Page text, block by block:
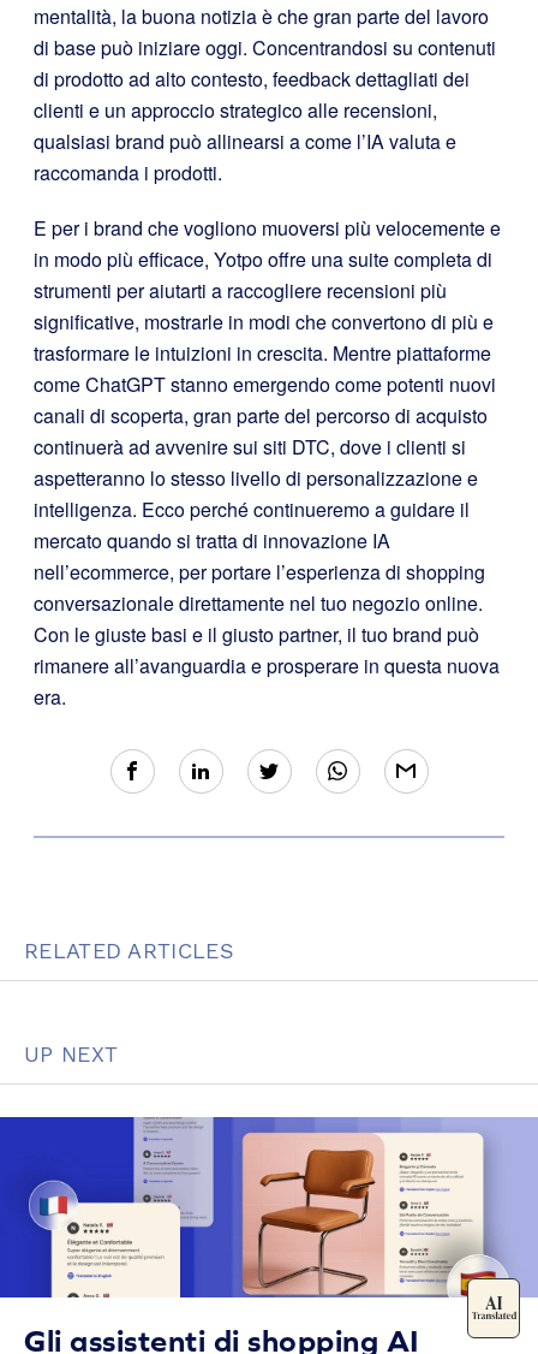
mentalità, la buona notizia è che gran parte del lavoro
di base può iniziare oggi. Concentrandosi su contenuti
di prodotto ad alto contesto, feedback dettagliati dei
clienti e un approccio strategico alle recensioni,
qualsiasi brand può allinearsi a come l’IA valuta e
raccomanda i prodotti.
E per i brand che vogliono muoversi più velocemente e
in modo più efficace, Yotpo offre una suite completa di
strumenti per aiutarti a raccogliere recensioni più
significative, mostrarle in modi che convertono di più e
trasformare le intuizioni in crescita. Mentre piattaforme
come ChatGPT stanno emergendo come potenti nuovi
canali di scoperta, gran parte del percorso di acquisto
continuerà ad avvenire sui siti DTC, dove i clienti si
aspetteranno lo stesso livello di personalizzazione e
intelligenza. Ecco perché continueremo a guidare il
mercato quando si tratta di innovazione IA
nell’ecommerce, per portare l’esperienza di shopping
conversazionale direttamente nel tuo negozio online.
Con le giuste basi e il giusto partner, il tuo brand può
rimanere all’avanguardia e prosperare in questa nuova
era.
RELATED ARTICLES
UP NEXT
Gli assistenti di shopping AI